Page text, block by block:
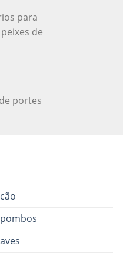
para
de
portes